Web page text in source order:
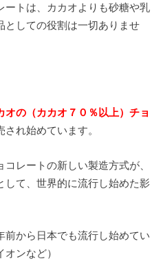
ートは、カカオよりも砂糖や乳
としての役割は一切ありませ
オの（カカオ７０％以上）チョ
れ始めています。
コレートの新しい製造方式が、
して、世界的に流行し始めた影
前から日本でも流行し始めてい
ンなど）